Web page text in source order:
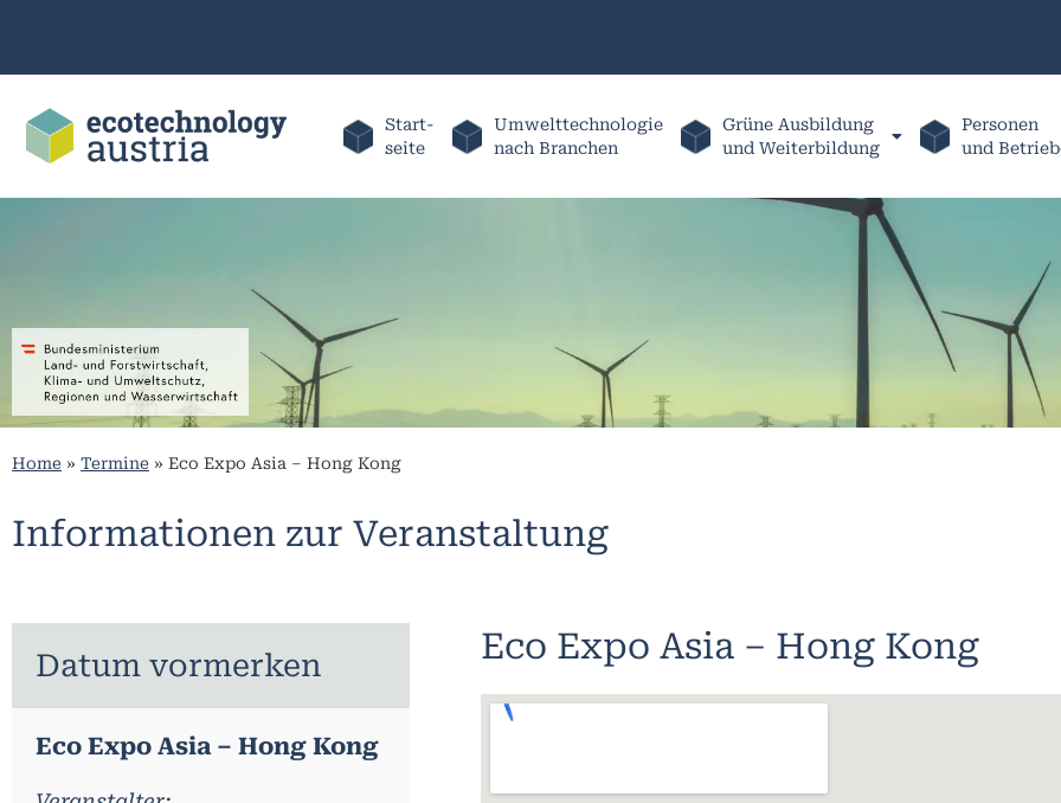
Start-
seite
Umwelttechnologie
nach Branchen
Grüne Ausbildung
und Weiterbildung
Personen
und
Home » Termine » Eco Expo Asia – Hong Kong
Informationen zur Veranstaltung
Datum vormerken
Eco Expo Asia – Hong Kong
Eco Expo Asia – Hong Kong